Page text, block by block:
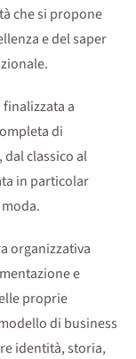
che si propone
e del saper
a
di
classico al
in particolar
organizzativa
e
proprie
di business
identità, storia,